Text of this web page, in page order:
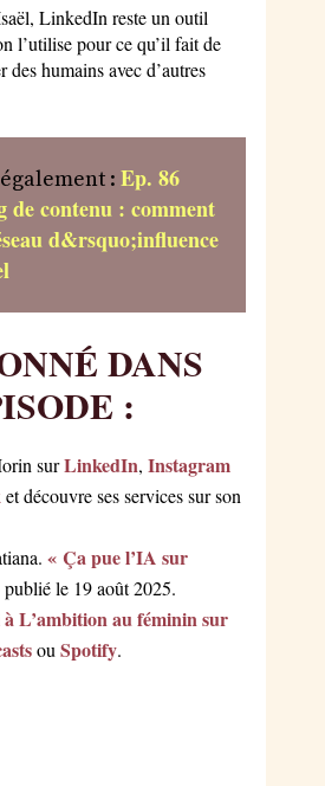
LinkedIn reste un outil
l’utilise pour ce qu’il fait de
des humains avec d’autres
:Ep. 86
de contenu : comment
d&rsquo;influence
DANS
:
surLinkedIn,Instagram
et découvre ses services sur son
« Ça pue l’IA sur
publié le 19 août 2025.
L’ambition au féminin sur
ouSpotify.